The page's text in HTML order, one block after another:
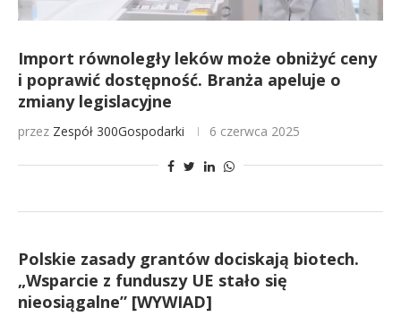
Import równoległy leków może obniżyć ceny
i poprawić dostępność. Branża apeluje o
zmiany legislacyjne
przez Zespół 300Gospodarki 6 czerwca 2025
Polskie zasady grantów dociskają biotech.
„Wsparcie z funduszy UE stało się
nieosiągalne” [WYWIAD]